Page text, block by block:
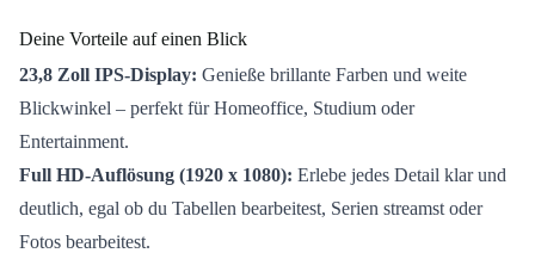
Deine Vorteile auf einen Blick
23,8 Zoll IPS-Display: Genieße brillante Farben und weite
Blickwinkel – perfekt für Homeoffice, Studium oder
Entertainment.
Full HD-Auflösung (1920 x 1080): Erlebe jedes Detail klar und
deutlich, egal ob du Tabellen bearbeitest, Serien streamst oder
Fotos bearbeitest.